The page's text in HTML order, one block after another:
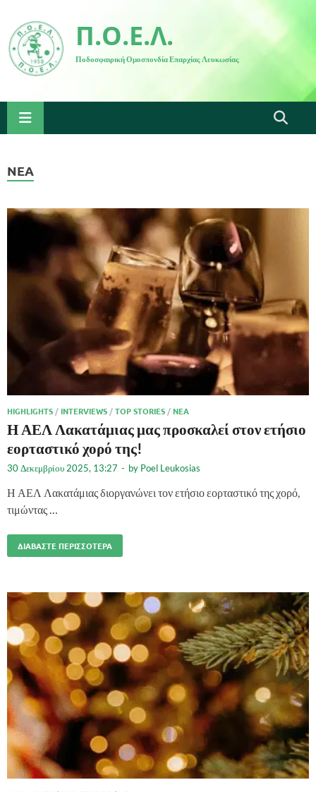
Π.Ο.Ε.Λ.
Ποδοσφαιρική Ομοσπονδία Επαρχίας Λευκωσίας
ΝΈΑ
HIGHLIGHTS / INTERVIEWS /TOP STORIES / ΝΈΑ
Η ΑΕΛ Λακατάμιας μας προσκαλεί στον ετήσιο
εορταστικό χορό της!
30 Δεκεμβρίου 2025, 13:27 - by Poel Leukosias
Η ΑΕΛ Λακατάμιας διοργανώνει τον ετήσιο εορταστικό της χορό,
τιμώντας …
ΔΙΑΒΆΣΤΕ ΠΕΡΙΣΣΌΤΕΡΑ